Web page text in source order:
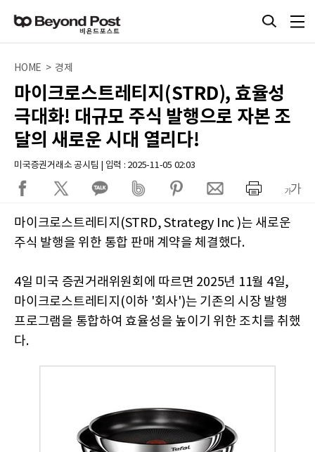
HOME > 경제
마이크로스트레티지(STRD), 효율성
극대화! 대규모 주식 발행으로 자본 조
달의 새로운 시대 열리다!
미국증권거래소 공시팀 | 입력 : 2025-11-05 02:03
마이크로스트레티지(STRD, Strategy Inc )는 새로운
주식 발행을 위한 통합 판매 계약을 체결했다.
4일 미국 증권거래위원회에 따르면 2025년 11월 4일,
마이크로스트레티지(이하 '회사')는 기존의 시장 발행
프로그램을 통합하여 효율성을 높이기 위한 조치를 취했
다.